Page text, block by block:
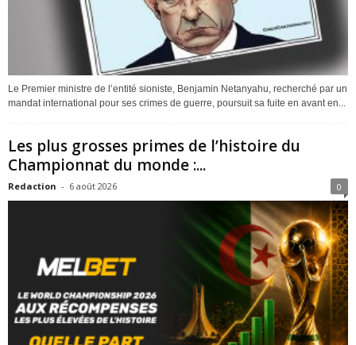
Le Premier ministre de l’entité sioniste, Benjamin Netanyahu, recherché par un
mandat international pour ses crimes de guerre, poursuit sa fuite en avant en...
Les plus grosses primes de l’histoire du
Championnat du monde :...
Redaction - 6 août 2026 0